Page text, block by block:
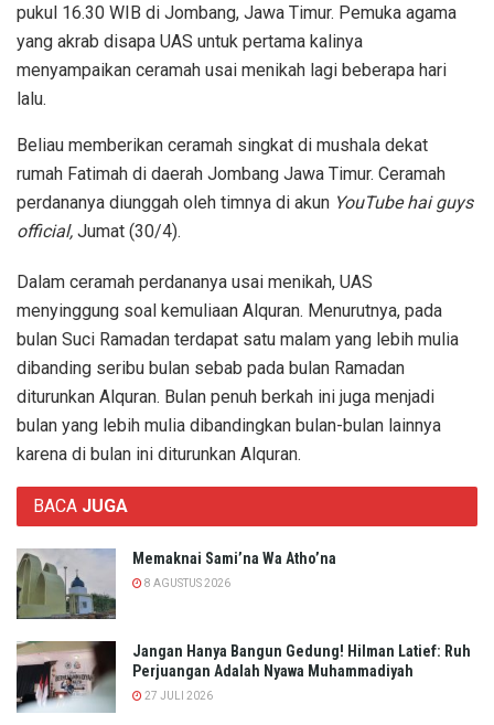
pukul 16.30 WIB di Jombang, Jawa Timur. Pemuka agama
yang akrab disapa UAS untuk pertama kalinya
menyampaikan ceramah usai menikah lagi beberapa hari
lalu.
Beliau memberikan ceramah singkat di mushala dekat
rumah Fatimah di daerah Jombang Jawa Timur. Ceramah
perdananya diunggah oleh timnya di akun YouTube hai guys
official, Jumat (30/4).
Dalam ceramah perdananya usai menikah, UAS
menyinggung soal kemuliaan Alquran. Menurutnya, pada
bulan Suci Ramadan terdapat satu malam yang lebih mulia
dibanding seribu bulan sebab pada bulan Ramadan
diturunkan Alquran. Bulan penuh berkah ini juga menjadi
bulan yang lebih mulia dibandingkan bulan-bulan lainnya
karena di bulan ini diturunkan Alquran.
BACA JUGA
Memaknai Sami’na Wa Atho’na
8 AGUSTUS 2026
Jangan Hanya Bangun Gedung! Hilman Latief: Ruh
Perjuangan Adalah Nyawa Muhammadiyah
27 JULI 2026